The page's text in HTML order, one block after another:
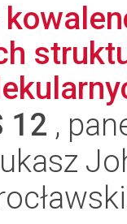
12 ,